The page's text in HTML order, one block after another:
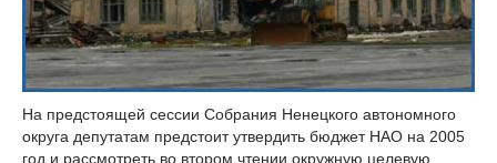
На предстоящей сессии Собрания Ненецкого автономного
округа депутатам предстоит утвердить бюджет НАО на 2005
год и рассмотреть во втором чтении окружную целевую